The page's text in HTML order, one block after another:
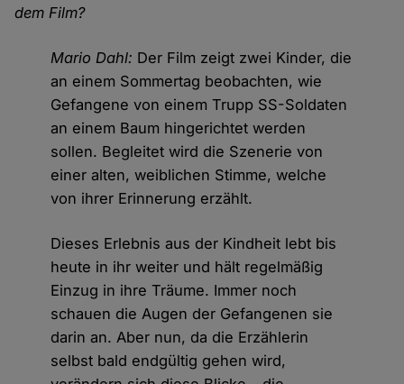
dem Film?
Mario Dahl: Der Film zeigt zwei Kinder, die
an einem Sommertag beobachten, wie
Gefangene von einem Trupp SS-Soldaten
an einem Baum hingerichtet werden
sollen. Begleitet wird die Szenerie von
einer alten, weiblichen Stimme, welche
von ihrer Erinnerung erzählt.
Dieses Erlebnis aus der Kindheit lebt bis
heute in ihr weiter und hält regelmäßig
Einzug in ihre Träume. Immer noch
schauen die Augen der Gefangenen sie
darin an. Aber nun, da die Erzählerin
selbst bald endgültig gehen wird,